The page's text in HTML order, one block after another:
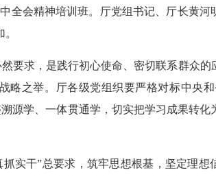
全会精神培训班。厅党组书记、厅长黄河
要求，是践行初心使命、密切联系群众的
略之举。厅各级党组织要严格对标中央
源学、一体贯通学，切实把学习成果转化
实干”总要求，筑牢思想根基，坚定理想